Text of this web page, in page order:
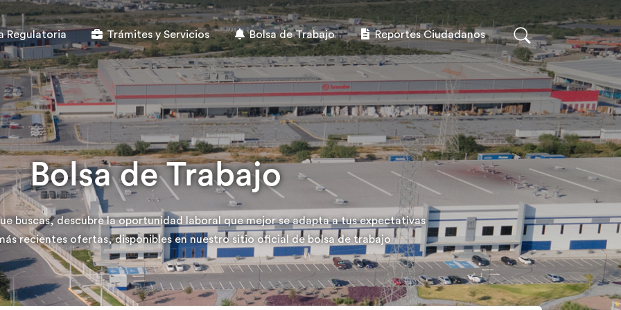
Regulatoria Trámites y Servicios Bolsa de Trabajo Reportes Ciudadanos
Bolsa de Trabajo
buscas, descubre la oportunidad laboral que mejor se adapta a tus expectativas
recientes ofertas, disponibles en nuestro sitio oficial de bolsa de trabajo